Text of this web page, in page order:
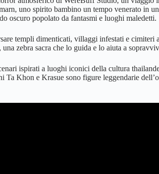
uno spirito bambino un tempo venerato in
oscuro popolato da fantasmi e luoghi maledetti.
templi dimenticati, villaggi infestati e
zebra sacra che lo guida e lo aiuta a
ispirati a luoghi iconici della cultura
Khon e Krasue sono figure leggendarie